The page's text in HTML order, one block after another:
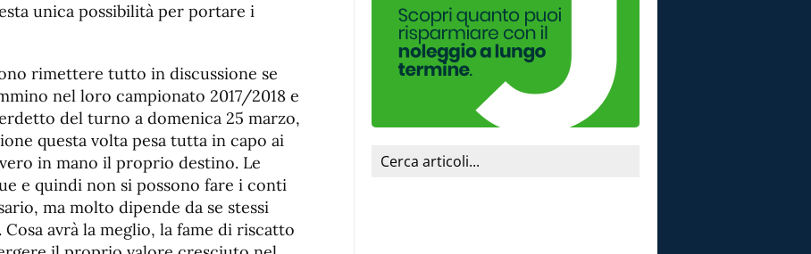
unica possibilità per portare i
rimettere tutto in discussione se
nel loro campionato 2017/2018 e
del turno a domenica 25 marzo,
questa volta pesa tutta in capo ai
in mano il proprio destino. Le
e quindi non si possono fare i conti
ma molto dipende da se stessi
Cosa avrà la meglio, la fame di riscatto